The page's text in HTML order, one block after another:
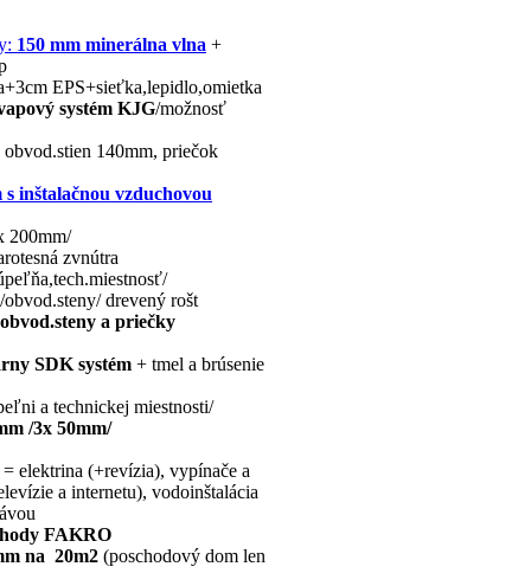
150 mm minerálna vlna +
EPS+sieťka,lepidlo,omietka
systém KJG/možnosť
140mm, priečok
inštalačnou vzduchovou
200mm/
zvnútra
drevený rošt
a priečky
SDK systém + tmel a brúsenie
a technickej miestnosti/
/3x 50mm/
elektrina (+revízia), vypínače a
a internetu), vodoinštalácia
FAKRO
na 20m2 (poschodový dom len